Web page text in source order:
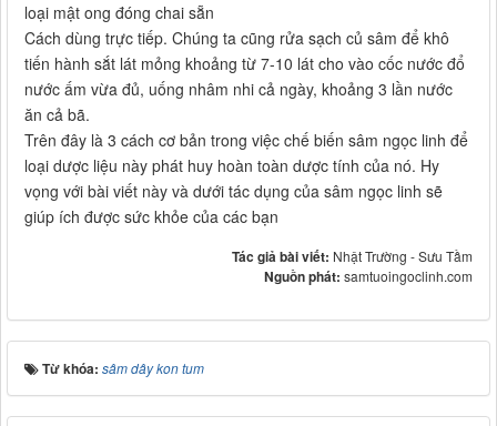
loại mật ong đóng chai sẵn
Cách dùng trực tiếp. Chúng ta cũng rửa sạch củ sâm để khô
tiến hành sắt lát mỏng khoảng từ 7-10 lát cho vào cốc nước đổ
nước ấm vừa đủ, uống nhâm nhi cả ngày, khoảng 3 lần nước
ăn cả bã.
Trên đây là 3 cách cơ bản trong việc chế biến sâm ngọc linh để
loại dược liệu này phát huy hoàn toàn dược tính của nó. Hy
vọng với bài viết này và dưới tác dụng của sâm ngọc linh sẽ
giúp ích được sức khỏe của các bạn
Tác giả bài viết: Nhật Trường - Sưu Tầm
Nguồn phát: samtuoingoclinh.com
Từ khóa: sâm dây kon tum